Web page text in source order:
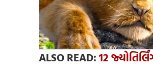
ALSO READ:12